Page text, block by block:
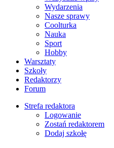
Wydarzenia
Nasze sprawy
Coolturka
Nauka
Sport
Hobby
Warsztaty
Szkoły
Redaktorzy
Forum
Strefa redaktora
Logowanie
Zostań redaktorem
Dodaj szkołę